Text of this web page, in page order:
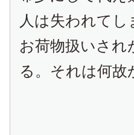
人は失われて
お荷物扱いさ
る。それは何故